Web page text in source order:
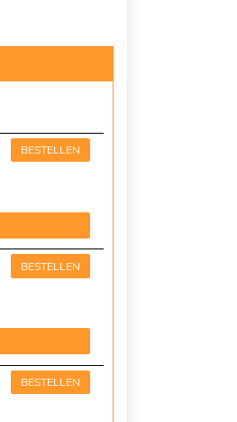
BESTELLEN
BESTELLEN
BESTELLEN